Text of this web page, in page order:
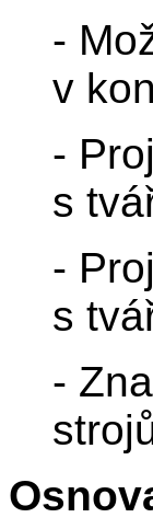
-
v
-
s
-
s
-